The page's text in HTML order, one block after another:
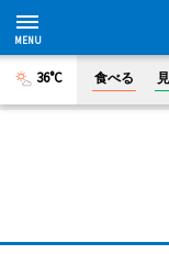
36°C 食べる